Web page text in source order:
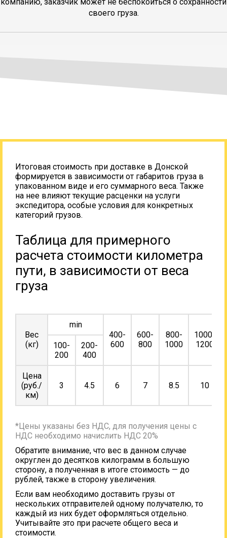
своего груза.
Итоговая стоимость при доставке в Донской
формируется в зависимости от габаритов груза в
упакованном виде и его суммарного веса. Также
на нее влияют текущие расценки на услуги
экспедитора, особые условия для конкретных
категорий грузов.
Таблица для примерного
расчета стоимости километра
пути, в зависимости от веса
груза
Вес
(кг)
min
400-
600
600-
800
800-
1000
1000-
1200
100-
200
200-
400
Цена
(руб./
км)
3 4.5 6 7 8.5 10
*Цены указаны без НДС, для получения цены с
НДС необходимо начислить НДС 20%
Обратите внимание, что вес в данном случае
округлен до десятков килограмм в большую
сторону, а полученная в итоге стоимость — до
рублей, также в сторону увеличения.
Если вам необходимо доставить грузы от
нескольких отправителей одному получателю, то
каждый из них будет оформляться отдельно.
Учитывайте это при расчете общего веса и
стоимости.